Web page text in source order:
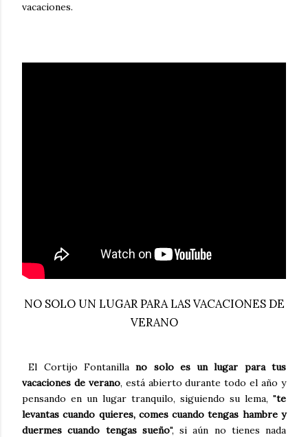
vacaciones.
NO SOLO UN LUGAR PARA LAS VACACIONES DE
VERANO
El Cortijo Fontanillano solo es un lugar para tus
vacaciones de verano, está abierto durante todo el año y
pensando en un lugar tranquilo, siguiendo su lema, "te
levantas cuando quieres, comes cuando tengas hambre y
duermes cuando tengas sueño", si aún no tienes nada